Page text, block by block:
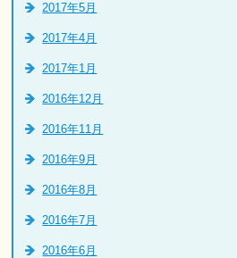
2017年5月
2017年4月
2017年1月
2016年12月
2016年11月
2016年9月
2016年8月
2016年7月
2016年6月